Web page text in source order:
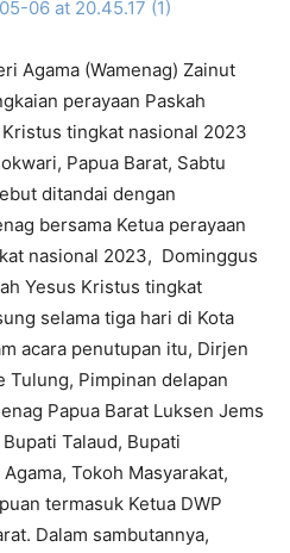
Agama (Wamenag) Zainut
perayaan Paskah
tingkat nasional 2023
Papua Barat, Sabtu
ditandai dengan
bersama Ketua perayaan
nasional 2023, Dominggus
Yesus Kristus tingkat
selama tiga hari di Kota
acara penutupan itu, Dirjen
Tulung, Pimpinan delapan
Papua Barat Luksen Jems
Talaud, Bupati
Tokoh Masyarakat,
termasuk Ketua DWP
Dalam sambutannya,